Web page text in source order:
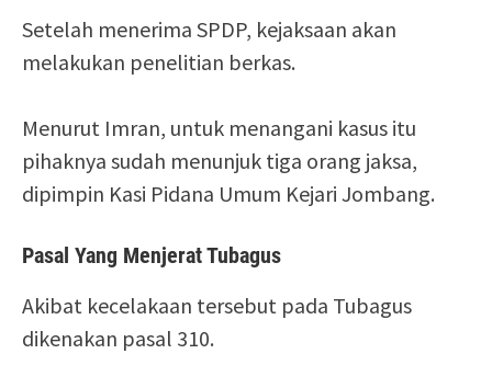
Setelah menerima SPDP, kejaksaan akan
melakukan penelitian berkas.
Menurut Imran, untuk menangani kasus itu
pihaknya sudah menunjuk tiga orang jaksa,
dipimpin Kasi Pidana Umum Kejari Jombang.
Pasal Yang Menjerat Tubagus
Akibat kecelakaan tersebut pada Tubagus
dikenakan pasal 310.